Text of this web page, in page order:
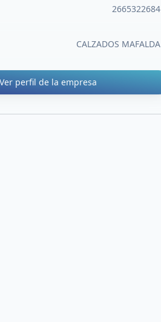
2665322684
CALZADOS MAFALDA
Ver perfil de la empresa